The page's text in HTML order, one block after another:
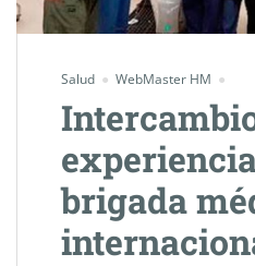
Salud WebMaster HM
brigada